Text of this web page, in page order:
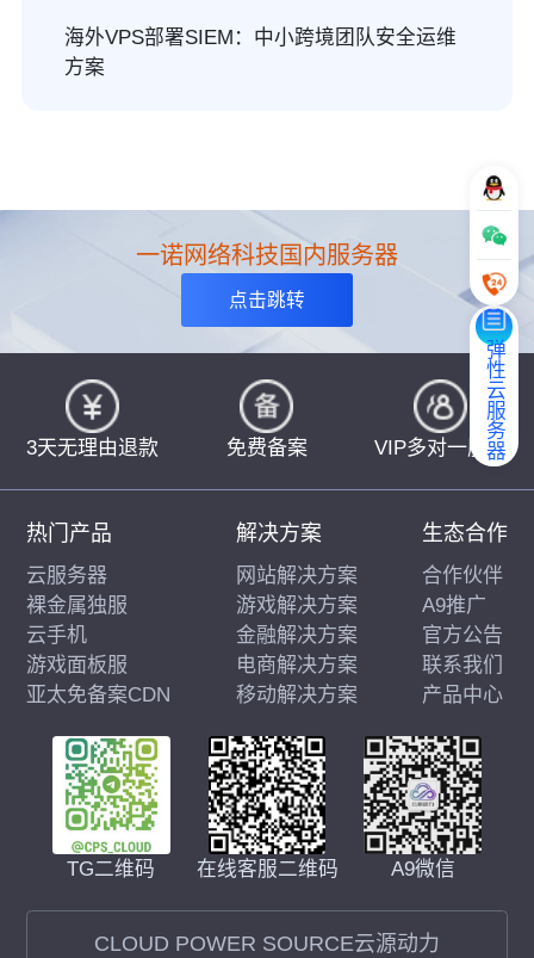
海外VPS部署SIEM：中小跨境团队安全运维
方案
弹性云服务器
一诺网络科技国内服务器
点击跳转
3天无理由退款 免费备案 VIP多对一服务
TG二维码 在线客服二维码 A9微信
CLOUD POWER SOURCE云源动力
热门产品
云服务器
裸金属独服
云手机
游戏面板服
亚太免备案CDN
解决方案
网站解决方案
游戏解决方案
金融解决方案
电商解决方案
移动解决方案
生态合作
合作伙伴
A9推广
官方公告
联系我们
产品中心